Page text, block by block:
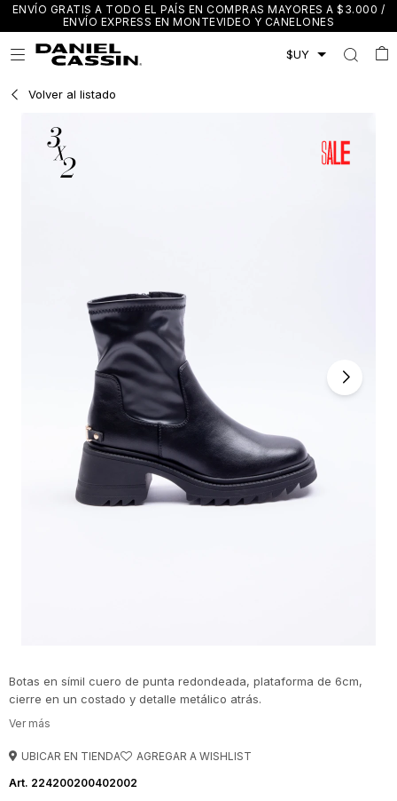
ENVÍO GRATIS A TODO EL PAÍS EN COMPRAS MAYORES A $3.000 /
ENVÍO EXPRESS EN MONTEVIDEO Y CANELONES

Volver al listado
Botas en símil cuero de punta redondeada, plataforma de 6cm,
cierre en un costado y detalle metálico atrás.
UBICAR EN TIENDA
224200200402002